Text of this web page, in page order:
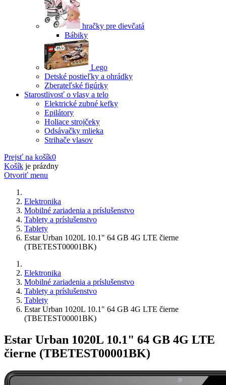
hračky pre dievčatá
Bábiky
Lego
Detské postieľky a ohrádky
Zberateľské figúrky
Starostlivosť o vlasy a telo
Elektrické zubné kefky
Epilátory
Holiace strojčeky
Odsávačky mlieka
Strihače vlasov
Prejsť na košík0
Košík je prázdny
Otvoriť menu
Elektronika
Mobilné zariadenia a príslušenstvo
Tablety a príslušenstvo
Tablety
Estar Urban 1020L 10.1" 64 GB 4G LTE čierne
(TBETEST00001BK)
Elektronika
Mobilné zariadenia a príslušenstvo
Tablety a príslušenstvo
Tablety
Estar Urban 1020L 10.1" 64 GB 4G LTE čierne
(TBETEST00001BK)
Estar Urban 1020L 10.1" 64 GB 4G LTE
čierne (TBETEST00001BK)